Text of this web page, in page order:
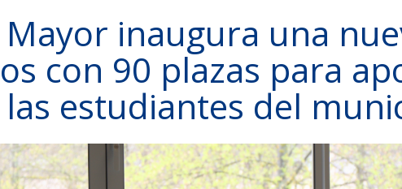
inaugura una
con 90 plazas para
las estudiantes del